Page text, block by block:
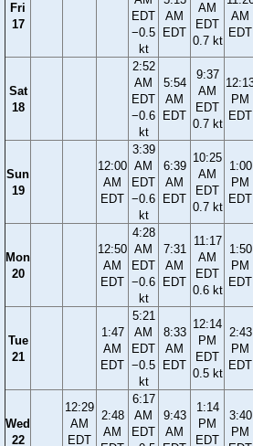
Fri
17
EDT
−0.5
kt
AM
EDT
AM
EDT
0.7 kt
AM
EDT
Sat
18
2:52
AM
EDT
−0.6
kt
5:54
AM
EDT
9:37
AM
EDT
0.7 kt
PM
EDT
Sun
19
12:00
AM
EDT
3:39
AM
EDT
−0.6
kt
6:39
AM
EDT
10:25
AM
EDT
0.7 kt
1:00
PM
EDT
Mon
20
12:50
AM
EDT
4:28
AM
EDT
−0.6
kt
7:31
AM
EDT
11:17
AM
EDT
0.6 kt
1:50
PM
EDT
Tue
21
1:47
AM
EDT
5:21
AM
EDT
−0.5
kt
8:33
AM
EDT
12:14
PM
EDT
0.5 kt
2:43
PM
EDT
Wed
22
12:29
AM
EDT
2:48
AM
6:17
AM
EDT
9:43
AM
1:14
PM
EDT
3:40
PM